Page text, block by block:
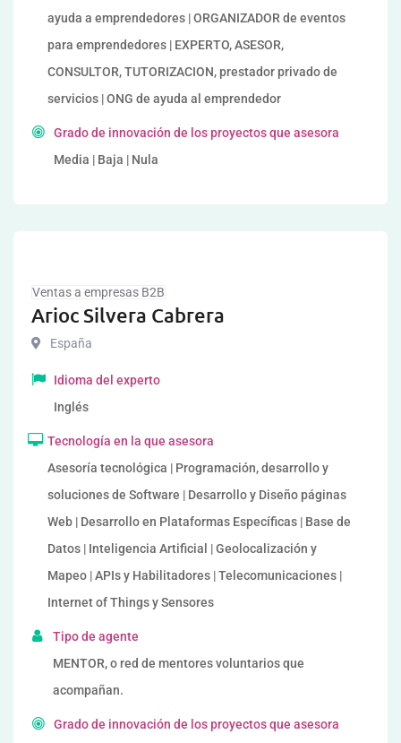
ayuda a emprendedores | ORGANIZADOR de eventos
para emprendedores | EXPERTO, ASESOR,
CONSULTOR, TUTORIZACION, prestador privado de
servicios | ONG de ayuda al emprendedor
Grado de innovación de los proyectos que asesora
Media | Baja | Nula
Ventas a empresas B2B
Arioc Silvera Cabrera
España
Idioma del experto
Inglés
Tecnología en la que asesora
Asesoría tecnológica | Programación, desarrollo y
soluciones de Software | Desarrollo y Diseño páginas
Web | Desarrollo en Plataformas Específicas | Base de
Datos | Inteligencia Artificial | Geolocalización y
Mapeo | APIs y Habilitadores | Telecomunicaciones |
Internet of Things y Sensores
Tipo de agente
MENTOR, o red de mentores voluntarios que
acompañan.
Grado de innovación de los proyectos que asesora